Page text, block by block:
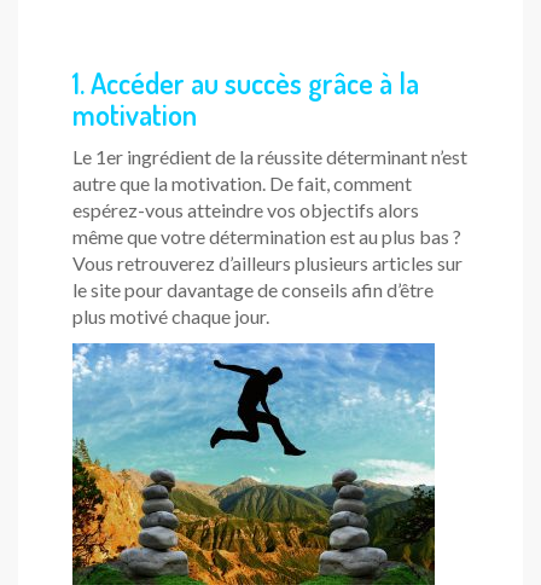
1. Accéder au succès grâce à la
motivation
Le 1er ingrédient de la réussite déterminant n’est
autre que la motivation. De fait, comment
espérez-vous atteindre vos objectifs alors
même que votre détermination est au plus bas ?
Vous retrouverez d’ailleurs plusieurs articles sur
le site pour davantage de conseils afin d’être
plus motivé chaque jour.